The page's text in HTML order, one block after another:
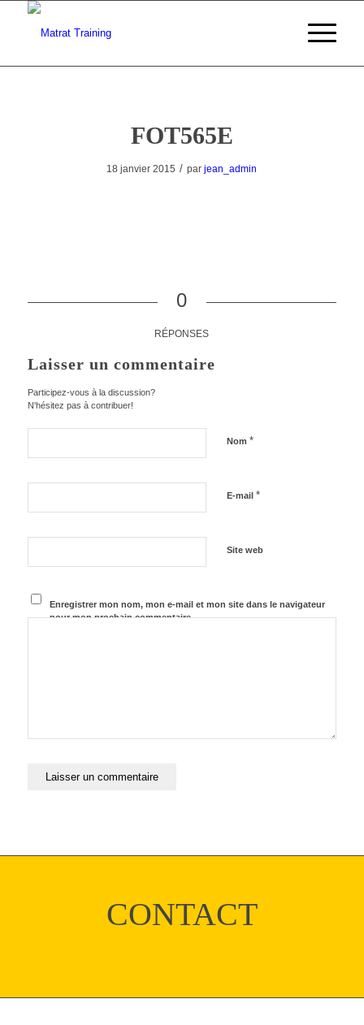
FOT565E
18 janvier 2015 / parjean_admin
0
RÉPONSES
Laisser un commentaire
Participez-vous à la discussion?
N'hésitez pas à contribuer!
Nom *
E-mail *
Site web
Enregistrer mon nom, mon e-mail et mon site dans le navigateur
pour mon prochain commentaire.
CONTACT